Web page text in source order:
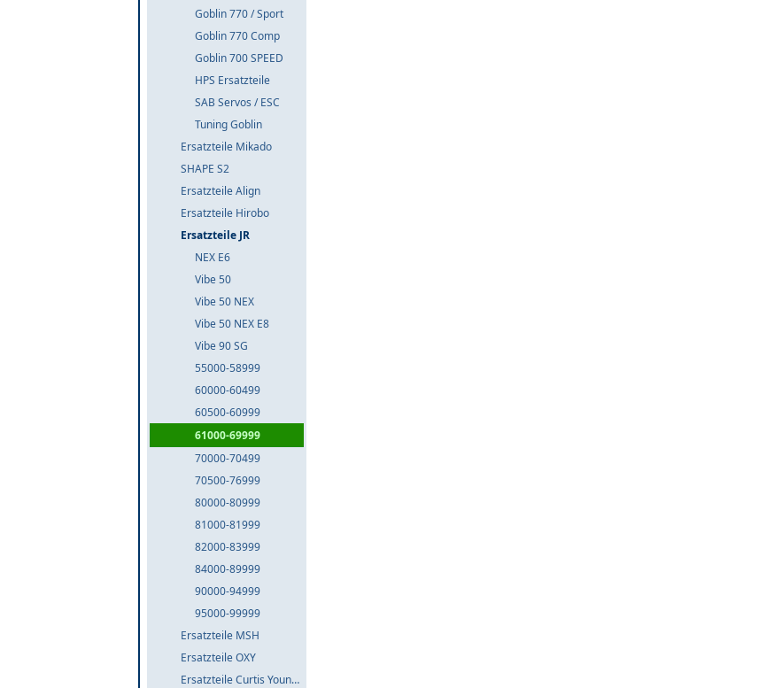
Goblin 770 / Sport
Goblin 770 Comp
Goblin 700 SPEED
HPS Ersatzteile
SAB Servos / ESC
Tuning Goblin
Ersatzteile Mikado
SHAPE S2
Ersatzteile Align
Ersatzteile Hirobo
Ersatzteile JR
NEX E6
Vibe 50
Vibe 50 NEX
Vibe 50 NEX E8
Vibe 90 SG
55000-58999
60000-60499
60500-60999
61000-69999
70000-70499
70500-76999
80000-80999
81000-81999
82000-83999
84000-89999
90000-94999
95000-99999
Ersatzteile MSH
Ersatzteile OXY
Ersatzteile Curtis Youngblood